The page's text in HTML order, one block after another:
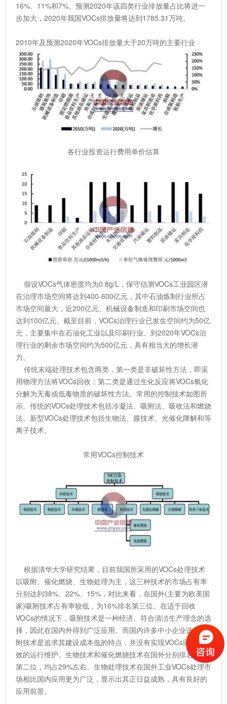
16%、11%和7%。预测2020年该四类行业排放量占比将进一
步加大，2020年我国VOCs排放量将达到1785.31万吨。
2010年及预测2020年VOCs排放量大于20万吨的主要行业
各行业投资运行费用单价估算
假设VOCs气体密度均为0.8g/L，保守估测VOCs工业园区潜
在治理市场空间将达到400-600亿元，其中石油炼制行业所占
市场空间最大，近200亿元、机械设备制造和印刷市场空间也
达到100亿元。截至目前，VOCs治理行业已发生空间约为50亿
元，主要集中在石油化工业以及印刷行业。到2020年VOCs治
理行业的剩余市场空间约为500亿元，具有相当大的增长潜
力。
传统末端处理技术包含两类，第一类是非破坏性方法，即采
用物理方法将VOCs回收；第二类是通过生化反应将VOCs氧化
分解为无毒或低毒物质的破坏性方法。常用的控制技术如图所
示。传统的VOCs处理技术包括冷凝法、吸附法、吸收法和燃烧
法。新型VOCs处理技术包括生物法、膜技术、光催化降解和等
离子技术。
常用VOCs控制技术
根据清华大学研究结果，目前我国所采用的VOCs处理技术
以吸附、催化燃烧、生物处理为主，这三种技术的市场占有率
分别达到38%、22%、15%，对比来看，在国外(主要为欧美国
家)吸附技术占有率较低，为16%排名第三位。在适于回收
VOCs的情况下，吸附技术是一种经济、符合清洁生产理念的选
择，因此在国内外得到广泛应用。而国内许多中小企业选择吸
附技术是追求其建设成本低的特点，并没有实现VOCs回收和有
效的运行维护。生物技术和催化燃烧技术在国外分别排名第一
第二位，均占29%左右。生物处理技术在国外工业VOCs处理市
场相比国内应用更为广泛，显示出其正日益成熟，具有良好的
应用前景。